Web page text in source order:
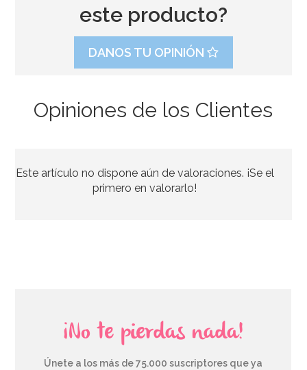
5,95€
este producto?
DANOS TU OPINIÓN
Opiniones de los Clientes
Este artículo no dispone aún de valoraciones. ¡Se el
primero en valorarlo!
¡No te pierdas nada!
Únete a los más de 75.000 suscriptores que ya